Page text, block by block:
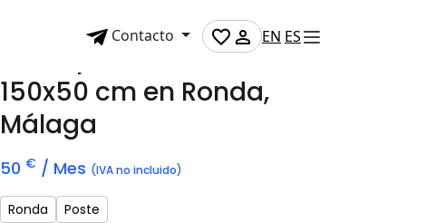
Contacto EN ES
Poste publicitario de
150x50 cm en Ronda,
Málaga
50 € / Mes (IVA no incluido)
Ronda Poste